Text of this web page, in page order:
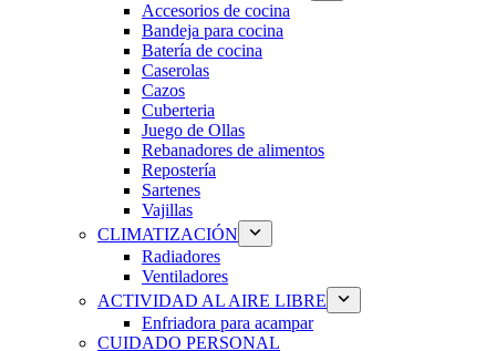
Accesorios de cocina
Bandeja para cocina
Batería de cocina
Caserolas
Cazos
Cuberteria
Juego de Ollas
Rebanadores de alimentos
Repostería
Sartenes
Vajillas
CLIMATIZACIÓN
Radiadores
Ventiladores
ACTIVIDAD AL AIRE LIBRE
Enfriadora para acampar
CUIDADO PERSONAL